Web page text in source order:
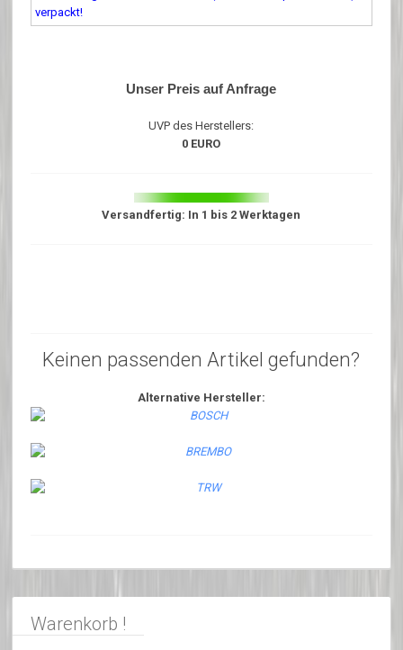
verpackt!
Unser Preis auf Anfrage
UVP des Herstellers:
0 EURO
Versandfertig: In 1 bis 2 Werktagen
Keinen passenden Artikel gefunden?
Alternative Hersteller:
Warenkorb !